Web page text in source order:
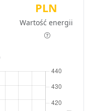
PLN
Wartość energii